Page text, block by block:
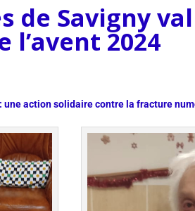
de Savigny
l’avent 2024
une action solidaire contre la fracture